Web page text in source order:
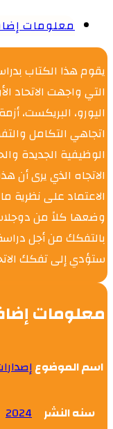
معلومات
يقوم هذا الكتاب
التي واجهت الاتحاد
اتجاهي التكامل
الوظيفية الجديدة
الاتجاه الذي يرى أن
الاعتماد على نظرية
وضعها كلاً من
بالتفكك من أجل
ستؤدي إلى تفكك
معلومات
اسم الموضوع
سنه النشر 2024